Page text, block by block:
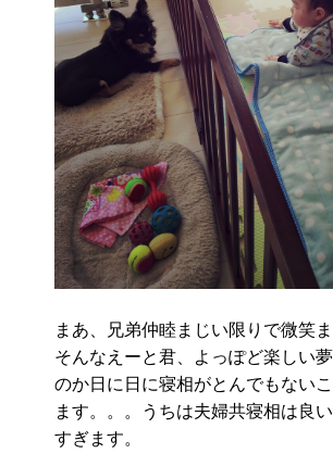
まあ、兄弟仲睦まじい限りで微笑ま
そんなえーと君、よっぽど楽しい
のか日に日に寝相がとんでもない
ます。。。うちは夫婦共寝相は良
すぎます。